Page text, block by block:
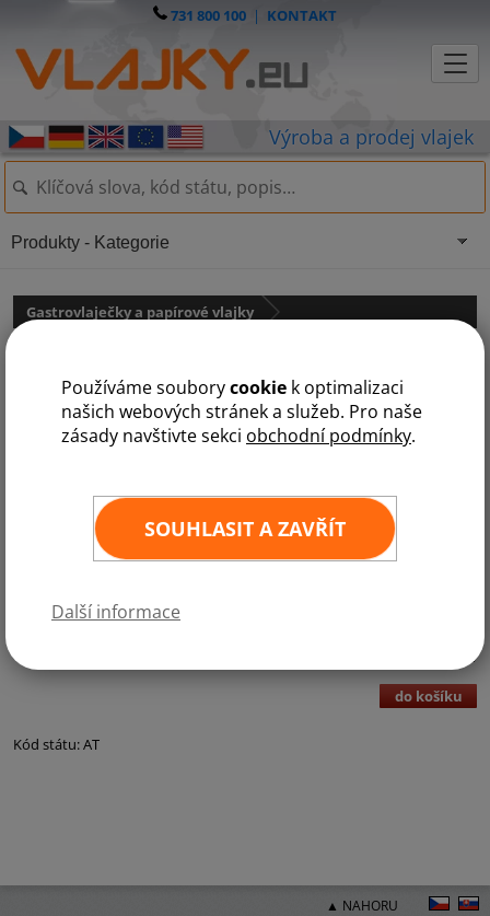
Používáme souborycookie k optimalizaci
našich webových stránek a služeb. Pro naše
zásady navštivte sekci obchodní podmínky.
SOUHLASIT A ZAVŘÍT
Další informace
731 800 100 | KONTAKT
Gastrovlaječky a papírové vlajky
2 cm - min 100 ks
(DPH 21%)
do košíku
Kód státu: AT
Produkty - Kategorie
▲ NAHORU